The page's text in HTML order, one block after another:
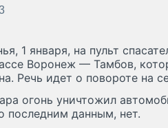
1 января, на пульт
Воронеж — Тамбов,
Речь идет о повороте на
огонь уничтожил
последним данным, нет.